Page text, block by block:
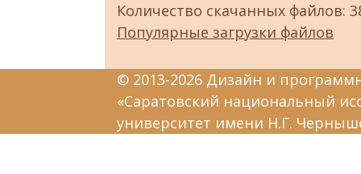
Количество скачанных файлов:
Популярные загрузки файлов
© 2013-2026 Дизайн и
«Саратовский национальный
университет имени Н.Г.